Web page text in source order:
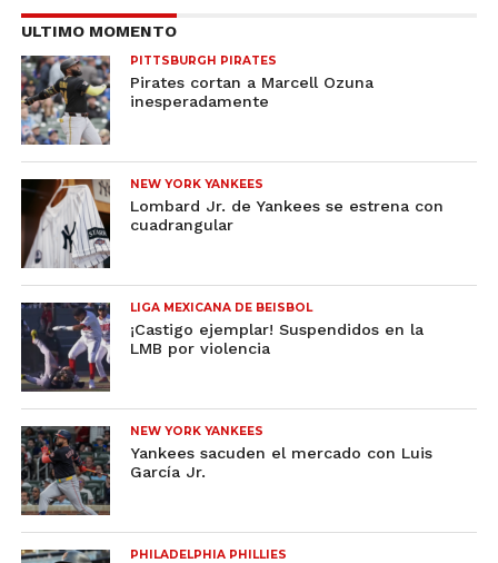
ULTIMO MOMENTO
PITTSBURGH PIRATES
Pirates cortan a Marcell Ozuna
inesperadamente
NEW YORK YANKEES
Lombard Jr. de Yankees se estrena con
cuadrangular
LIGA MEXICANA DE BEISBOL
¡Castigo ejemplar! Suspendidos en la
LMB por violencia
NEW YORK YANKEES
Yankees sacuden el mercado con Luis
García Jr.
PHILADELPHIA PHILLIES